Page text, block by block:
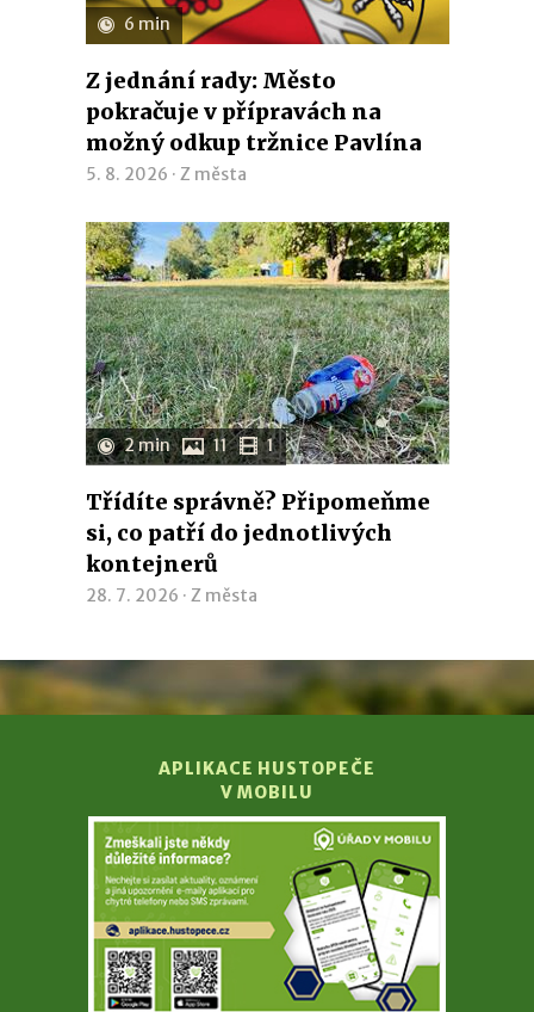
6 min
Z jednání rady: Město
pokračuje v přípravách na
možný odkup tržnice Pavlína
5. 8. 2026 · Z města
2 min 11 1
Třídíte správně? Připomeňme
si, co patří do jednotlivých
kontejnerů
28. 7. 2026 · Z města
APLIKACE HUSTOPEČE
V MOBILU